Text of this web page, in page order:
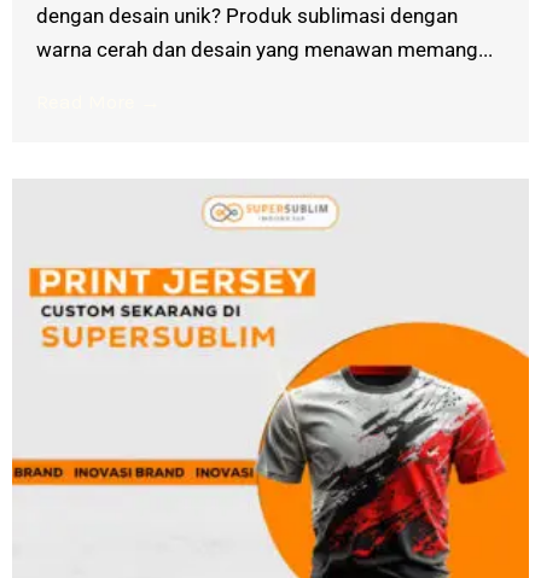
dengan desain unik? Produk sublimasi dengan
warna cerah dan desain yang menawan memang...